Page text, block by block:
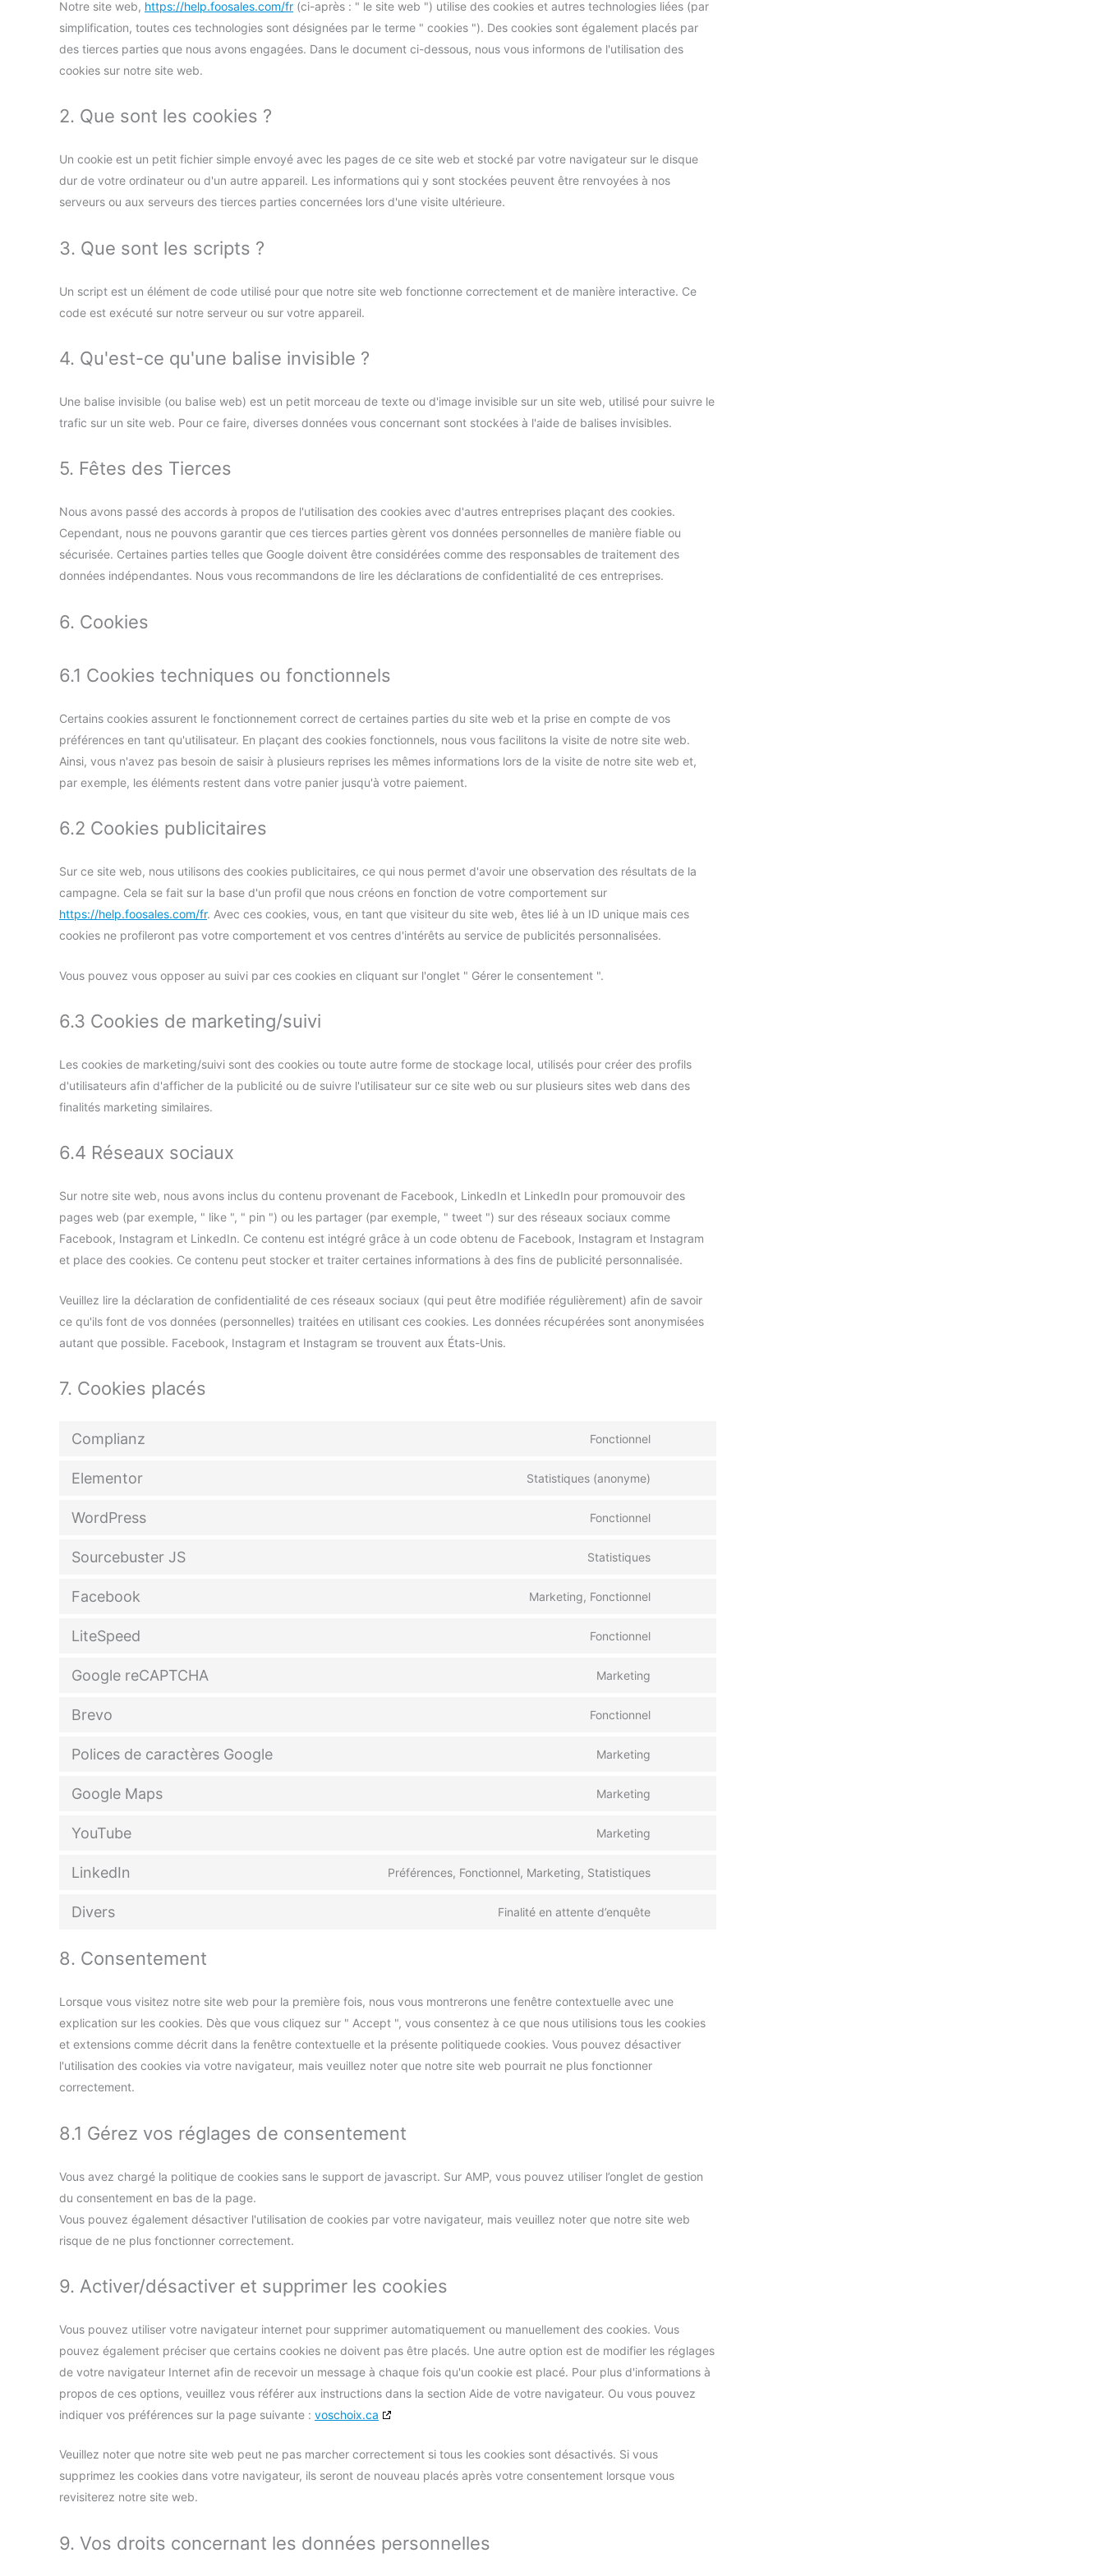
Notre site web, https://help.foosales.com/fr (ci-après : " le site web ") utilise des cookies et autres technologies liées (par
simplification, toutes ces technologies sont désignées par le terme " cookies "). Des cookies sont également placés par
des tierces parties que nous avons engagées. Dans le document ci-dessous, nous vous informons de l'utilisation des
cookies sur notre site web.
2. Que sont les cookies ?
Un cookie est un petit fichier simple envoyé avec les pages de ce site web et stocké par votre navigateur sur le disque
dur de votre ordinateur ou d'un autre appareil. Les informations qui y sont stockées peuvent être renvoyées à nos
serveurs ou aux serveurs des tierces parties concernées lors d'une visite ultérieure.
3. Que sont les scripts ?
Un script est un élément de code utilisé pour que notre site web fonctionne correctement et de manière interactive. Ce
code est exécuté sur notre serveur ou sur votre appareil.
4. Qu'est-ce qu'une balise invisible ?
Une balise invisible (ou balise web) est un petit morceau de texte ou d'image invisible sur un site web, utilisé pour suivre le
trafic sur un site web. Pour ce faire, diverses données vous concernant sont stockées à l'aide de balises invisibles.
5. Fêtes des Tierces
Nous avons passé des accords à propos de l'utilisation des cookies avec d'autres entreprises plaçant des cookies.
Cependant, nous ne pouvons garantir que ces tierces parties gèrent vos données personnelles de manière fiable ou
sécurisée. Certaines parties telles que Google doivent être considérées comme des responsables de traitement des
données indépendantes. Nous vous recommandons de lire les déclarations de confidentialité de ces entreprises.
6. Cookies
6.1 Cookies techniques ou fonctionnels
Certains cookies assurent le fonctionnement correct de certaines parties du site web et la prise en compte de vos
préférences en tant qu'utilisateur. En plaçant des cookies fonctionnels, nous vous facilitons la visite de notre site web.
Ainsi, vous n'avez pas besoin de saisir à plusieurs reprises les mêmes informations lors de la visite de notre site web et,
par exemple, les éléments restent dans votre panier jusqu'à votre paiement.
6.2 Cookies publicitaires
Sur ce site web, nous utilisons des cookies publicitaires, ce qui nous permet d'avoir une observation des résultats de la
campagne. Cela se fait sur la base d'un profil que nous créons en fonction de votre comportement sur
https://help.foosales.com/fr. Avec ces cookies, vous, en tant que visiteur du site web, êtes lié à un ID unique mais ces
cookies ne profileront pas votre comportement et vos centres d'intérêts au service de publicités personnalisées.
Vous pouvez vous opposer au suivi par ces cookies en cliquant sur l'onglet " Gérer le consentement ".
6.3 Cookies de marketing/suivi
Les cookies de marketing/suivi sont des cookies ou toute autre forme de stockage local, utilisés pour créer des profils
d'utilisateurs afin d'afficher de la publicité ou de suivre l'utilisateur sur ce site web ou sur plusieurs sites web dans des
finalités marketing similaires.
6.4 Réseaux sociaux
Sur notre site web, nous avons inclus du contenu provenant de Facebook, LinkedIn et LinkedIn pour promouvoir des
pages web (par exemple, " like ", " pin ") ou les partager (par exemple, " tweet ") sur des réseaux sociaux comme
Facebook, Instagram et LinkedIn. Ce contenu est intégré grâce à un code obtenu de Facebook, Instagram et Instagram
et place des cookies. Ce contenu peut stocker et traiter certaines informations à des fins de publicité personnalisée.
Veuillez lire la déclaration de confidentialité de ces réseaux sociaux (qui peut être modifiée régulièrement) afin de savoir
ce qu'ils font de vos données (personnelles) traitées en utilisant ces cookies. Les données récupérées sont anonymisées
autant que possible. Facebook, Instagram et Instagram se trouvent aux États-Unis.
7. Cookies placés
Complianz Fonctionnel
Elementor Statistiques (anonyme)
WordPress Fonctionnel
Sourcebuster JS Statistiques
Facebook Marketing, Fonctionnel
LiteSpeed Fonctionnel
Google reCAPTCHA Marketing
Brevo Fonctionnel
Polices de caractères Google Marketing
Google Maps Marketing
YouTube Marketing
LinkedIn Préférences, Fonctionnel, Marketing, Statistiques
Divers Finalité en attente d’enquête
8. Consentement
Lorsque vous visitez notre site web pour la première fois, nous vous montrerons une fenêtre contextuelle avec une
explication sur les cookies. Dès que vous cliquez sur " Accept ", vous consentez à ce que nous utilisions tous les cookies
et extensions comme décrit dans la fenêtre contextuelle et la présente politiquede cookies. Vous pouvez désactiver
l'utilisation des cookies via votre navigateur, mais veuillez noter que notre site web pourrait ne plus fonctionner
correctement.
8.1 Gérez vos réglages de consentement
Vous avez chargé la politique de cookies sans le support de javascript. Sur AMP, vous pouvez utiliser l’onglet de gestion
du consentement en bas de la page.
Vous pouvez également désactiver l'utilisation de cookies par votre navigateur, mais veuillez noter que notre site web
risque de ne plus fonctionner correctement.
9. Activer/désactiver et supprimer les cookies
Vous pouvez utiliser votre navigateur internet pour supprimer automatiquement ou manuellement des cookies. Vous
pouvez également préciser que certains cookies ne doivent pas être placés. Une autre option est de modifier les réglages
de votre navigateur Internet afin de recevoir un message à chaque fois qu'un cookie est placé. Pour plus d'informations à
propos de ces options, veuillez vous référer aux instructions dans la section Aide de votre navigateur. Ou vous pouvez
indiquer vos préférences sur la page suivante : voschoix.ca
Veuillez noter que notre site web peut ne pas marcher correctement si tous les cookies sont désactivés. Si vous
supprimez les cookies dans votre navigateur, ils seront de nouveau placés après votre consentement lorsque vous
revisiterez notre site web.
9. Vos droits concernant les données personnelles